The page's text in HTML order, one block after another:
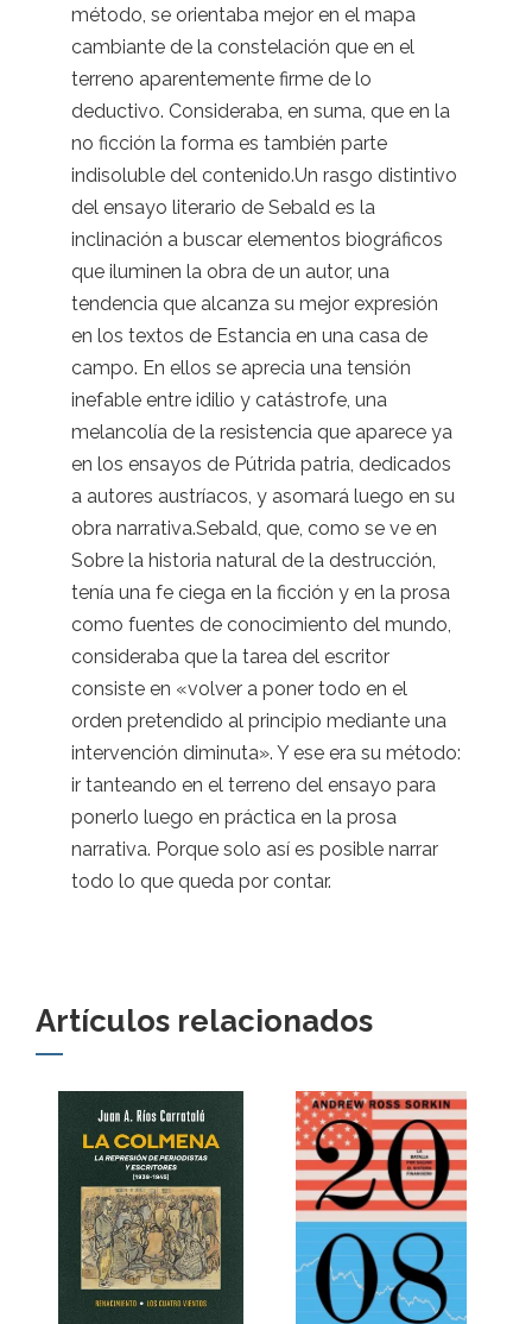
método, se orientaba mejor en el mapa
cambiante de la constelación que en el
terreno aparentemente firme de lo
deductivo. Consideraba, en suma, que en la
no ficción la forma es también parte
indisoluble del contenido.Un rasgo distintivo
del ensayo literario de Sebald es la
inclinación a buscar elementos biográficos
que iluminen la obra de un autor, una
tendencia que alcanza su mejor expresión
en los textos de Estancia en una casa de
campo. En ellos se aprecia una tensión
inefable entre idilio y catástrofe, una
melancolía de la resistencia que aparece ya
en los ensayos de Pútrida patria, dedicados
a autores austríacos, y asomará luego en su
obra narrativa.Sebald, que, como se ve en
Sobre la historia natural de la destrucción,
tenía una fe ciega en la ficción y en la prosa
como fuentes de conocimiento del mundo,
consideraba que la tarea del escritor
consiste en «volver a poner todo en el
orden pretendido al principio mediante una
intervención diminuta». Y ese era su método:
ir tanteando en el terreno del ensayo para
ponerlo luego en práctica en la prosa
narrativa. Porque solo así es posible narrar
todo lo que queda por contar.
Artículos relacionados